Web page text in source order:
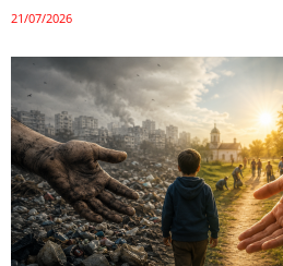
21/07/2026